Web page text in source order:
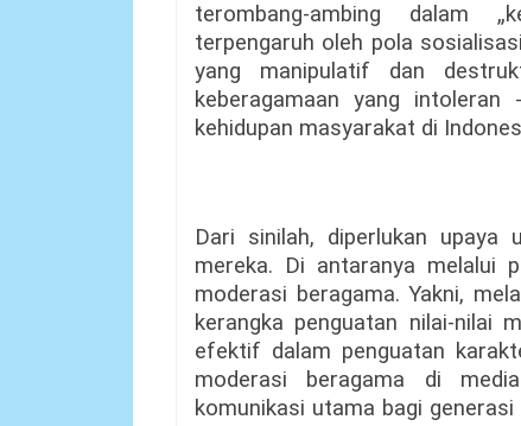
terombang-ambing dalam
terpengaruh oleh pola
yang manipulatif dan
keberagamaan yang
kehidupan masyarakat di
Dari sinilah, diperlukan upaya
mereka. Di antaranya melalui
moderasi beragama. Yakni,
kerangka penguatan nilai-nilai
efektif dalam penguatan
moderasi beragama di
komunikasi utama bagi